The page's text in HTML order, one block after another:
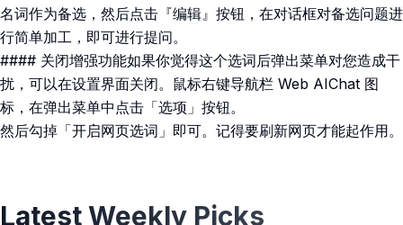
名词作为备选，然后点击『编辑』按钮，在对话框对备选问题进
行简单加工，即可进行提问。
#### 关闭增强功能如果你觉得这个选词后弹出菜单对您造成干
扰，可以在设置界面关闭。鼠标右键导航栏 Web AIChat 图
标，在弹出菜单中点击「选项」按钮。
然后勾掉「开启网页选词」即可。记得要刷新网页才能起作用。
Latest Weekly Picks